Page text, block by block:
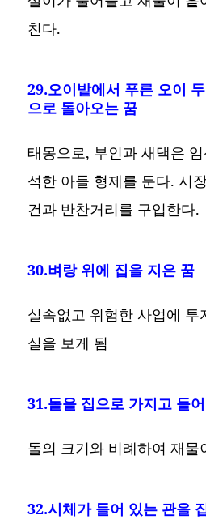
친다.
29.오이밭에서 푸른 오이
으로 돌아오는 꿈
태몽으로, 부인과 새댁은
석한 아들 형제를 둔다. 시
건과 반찬거리를 구입한다.
30.벼랑 위에 집을 지은 꿈
실속없고 위험한 사업에 투
실을 보게 됨
31.돌을 집으로 가지고 들
돌의 크기와 비례하여 재물
32.시체가 들어 있는 관을